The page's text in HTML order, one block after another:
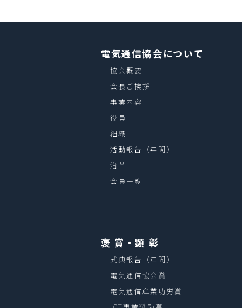
電気通信協会について
協会概要
会長ご挨拶
事業内容
役員
組織
活動報告（年間）
沿革
会員一覧
褒 賞・顕 彰
式典報告（年間）
電気通信協会賞
電気通信産業功労賞